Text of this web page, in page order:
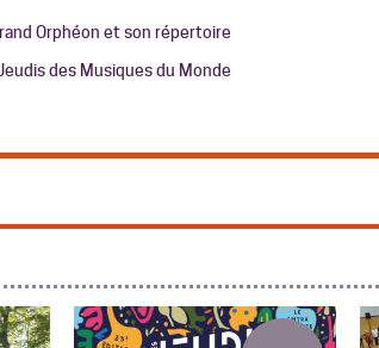
Orphéon et son répertoire
des Musiques du Monde